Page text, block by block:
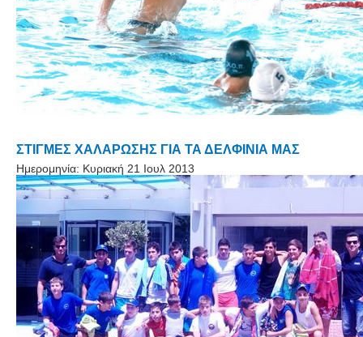
ΣΤΙΓΜΕΣ ΧΑΛΑΡΩΣΗΣ ΓΙΑ ΤΑ ΔΕΛΦΙΝΙΑ ΜΑΣ
Ημερομηνία: Κυριακή 21 Ιουλ 2013